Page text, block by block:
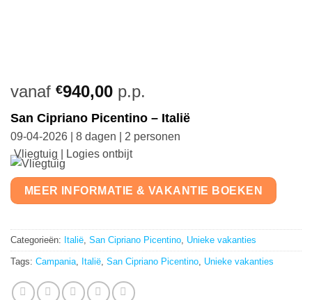
vanaf €940,00 p.p.
San Cipriano Picentino – Italië
09-04-2026 | 8 dagen | 2 personen
Vliegtuig | Logies ontbijt
MEER INFORMATIE & VAKANTIE BOEKEN
Categorieën: Italië, San Cipriano Picentino, Unieke vakanties
Tags: Campania, Italië, San Cipriano Picentino, Unieke vakanties